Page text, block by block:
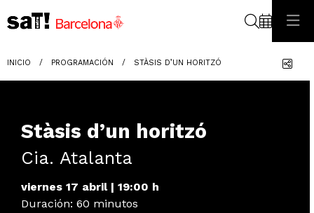
INICIO PROGRAMACIÓN STÀSIS D’UN HORITZÓ
Stàsis d’un horitzó
Cia. Atalanta
viernes 17 abril| 19:00 h
Duración: 60 minutos